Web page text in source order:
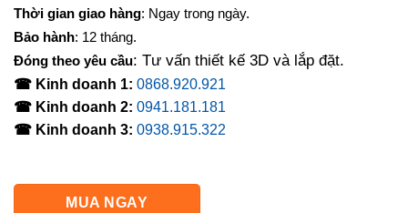
Thời gian giao hàng: Ngay trong ngày.
Bảo hành: 12 tháng.
Đóng theo yêu cầu: Tư vấn thiết kế 3D và lắp đặt.
☎ Kinh doanh 1: 0868.920.921
☎ Kinh doanh 2: 0941.181.181
☎ Kinh doanh 3: 0938.915.322
MUA NGAY